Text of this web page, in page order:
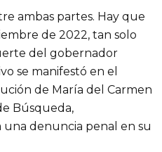
ambas partes. Hay que
de 2022, tan solo
del gobernador
se manifestó en el
de María del Carmen
Búsqueda,
denuncia penal en su